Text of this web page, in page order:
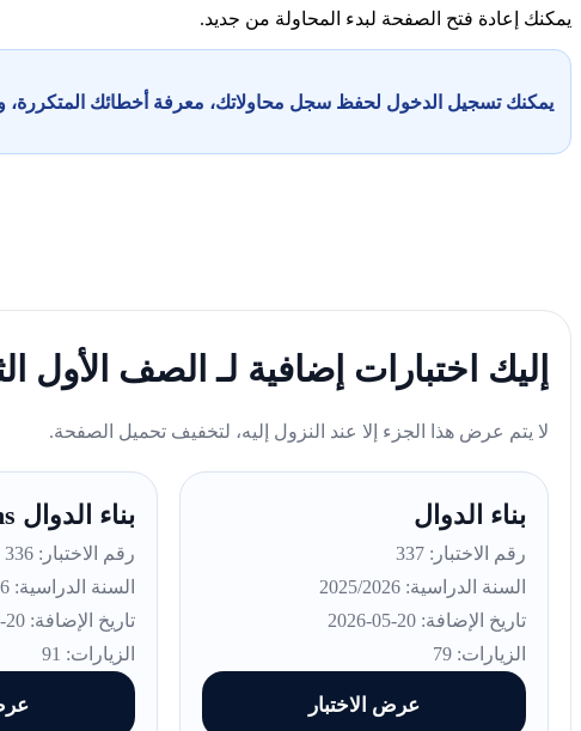
يمكنك إعادة فتح الصفحة لبدء المحاولة من جديد.
يمكنك تسجيل الدخول لحفظ سجل محاولاتك، معرفة أخطائك
إليك اختبارات إضافية لـ الصف
لا يتم عرض هذا الجزء إلا عند النزول إليه، لتخفيف تحميل الصفحة.
بناء الدوال
رقم الاختبار: 337
السنة الدراسية: 2025/2026
تاريخ الإضافة: 20-05-2026
الزيارات: 79
عرض الاختبار
بناء الدوال Functions
رقم الاختبار: 336
السنة الدراسية: 2025/2026
تاريخ الإضافة: 20-05-2026
الزيارات: 91